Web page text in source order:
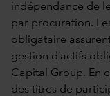
indépendance de
par procuration.
obligataire
gestion d’actifs
Capital Group. En
des titres de